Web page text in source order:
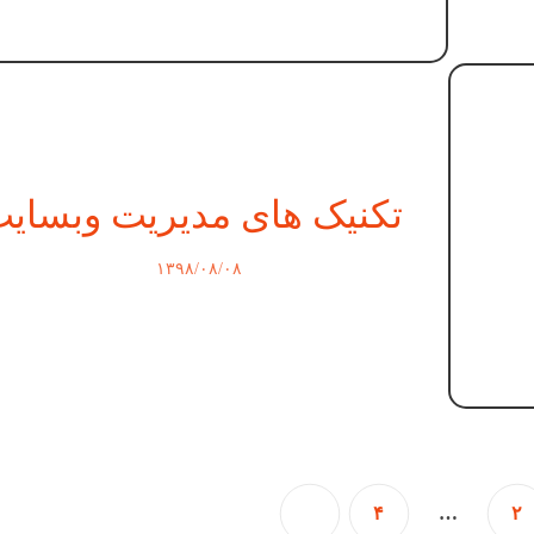
تکنیک های مدیریت
۱۳۹۸/۰۸/۰۸
۲ … ۴